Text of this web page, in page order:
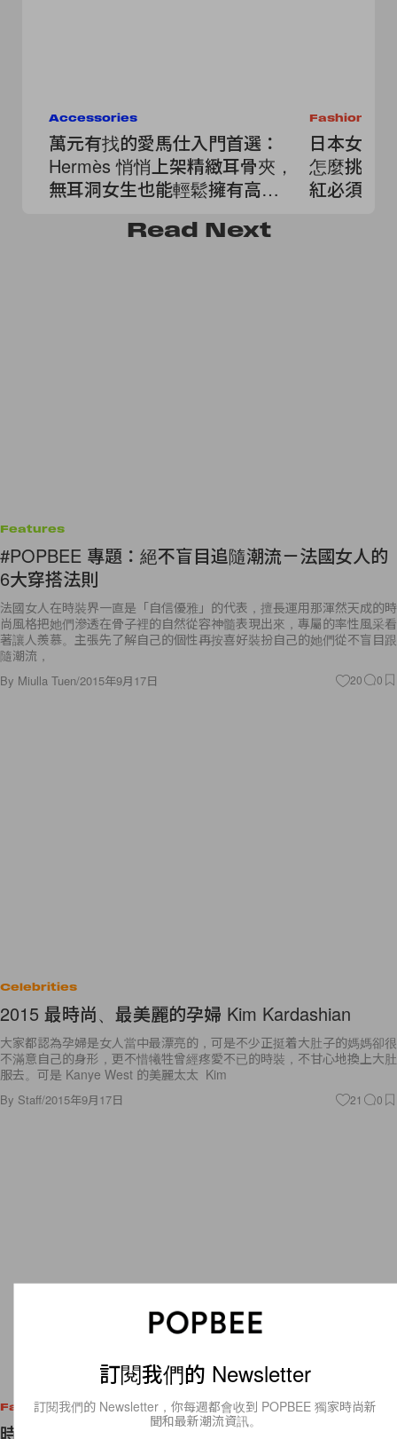
Accessories
萬元有找的愛馬仕入門首選：
Hermès 悄悄上架精緻耳骨夾，
無耳洞女生也能輕鬆擁有高級
Fashion
日本女生
怎麼挑？
紅必須筆
Read Next
Features
#POPBEE 專題：絕不盲目追隨潮流－法國女人的
6大穿搭法則
法國女人在時裝界一直是「自信優雅」的代表，擅長運用那渾然天成的時
尚風格把她們滲透在骨子裡的自然從容神髓表現出來，專屬的率性風采看
著讓人羨慕。主張先了解自己的個性再按喜好裝扮自己的她們從不盲目跟
隨潮流，
By Miulla Tuen/2015年9月17日 20 0
Celebrities
2015 最時尚、最美麗的孕婦 Kim Kardashian
大家都認為孕婦是女人當中最漂亮的，可是不少正挺着大肚子的媽媽卻很
不滿意自己的身形，更不惜犧牲曾經疼愛不已的時裝，不甘心地換上大肚
服去。可是 Kanye West 的美麗太太 Kim
By Staff/2015年9月17日 21 0
Fashion
時裝秀後台直擊：Alexander Wang 2016 春夏大秀
訂閱我們的 Newsletter
訂閱我們的 Newsletter，你每週都會收到 POPBEE 獨家時尚新
聞和最新潮流資訊。